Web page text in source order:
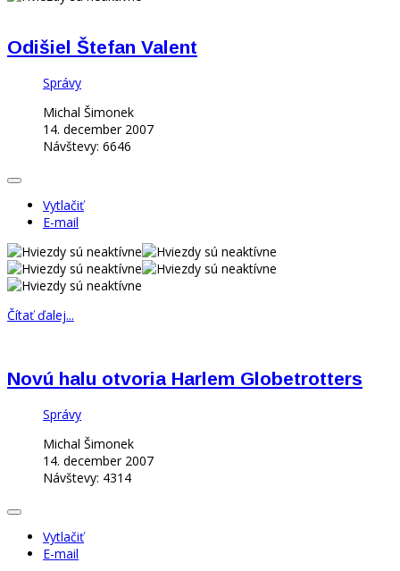
Odišiel Štefan Valent
Správy
Michal Šimonek
14. december 2007
Návštevy: 6646
Vytlačiť
E-mail
Čítať ďalej...
Novú halu otvoria Harlem Globetrotters
Správy
Michal Šimonek
14. december 2007
Návštevy: 4314
Vytlačiť
E-mail